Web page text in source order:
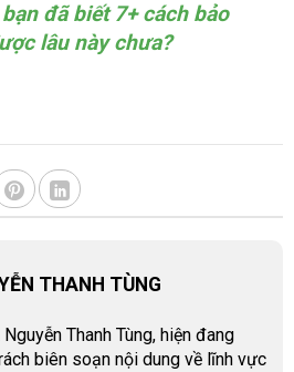
đã biết 7+ cách bảo
lâu này chưa?
THANH TÙNG
Thanh Tùng, hiện đang
biên soạn nội dung về lĩnh vực